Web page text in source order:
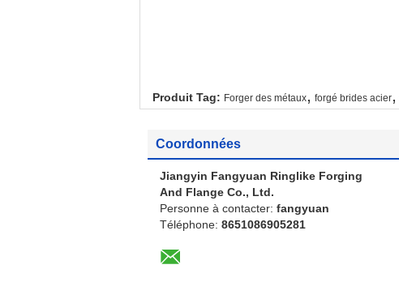
Produit Tag: Forger des métaux, forgé brides acier,
Coordonnées
Jiangyin Fangyuan Ringlike Forging
And Flange Co., Ltd.
Personne à contacter: fangyuan
Téléphone: 8651086905281